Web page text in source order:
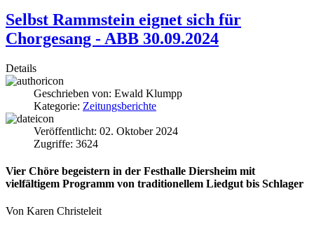
Selbst Rammstein eignet sich für
Chorgesang - ABB 30.09.2024
Details
Geschrieben von: Ewald Klumpp
Kategorie: Zeitungsberichte
Veröffentlicht: 02. Oktober 2024
Zugriffe: 3624
Vier Chöre begeistern in der Festhalle Diersheim mit
vielfältigem Programm von traditionellem Liedgut bis Schlager
Von Karen Christeleit